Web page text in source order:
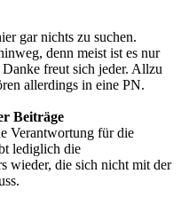
gar nichts zu suchen.
denn meist ist es nur
freut sich jeder. Allzu
allerdings in eine PN.
Beiträge
Verantwortung für die
lediglich die
wieder, die sich nicht mit der